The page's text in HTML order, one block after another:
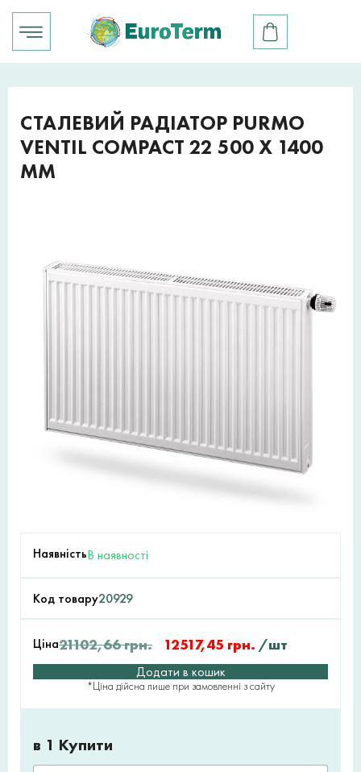
СТАЛЕВИЙ РАДІАТОР PURMO
VENTIL COMPACT 22 500 X 1400
ММ
НаявністьВ наявності
Код товару20929
Ціна21102,66грн. 12517,45 грн. /шт
Додати в кошик
*Ціна дійсна лише при замовленні з сайту
в 1 Купити